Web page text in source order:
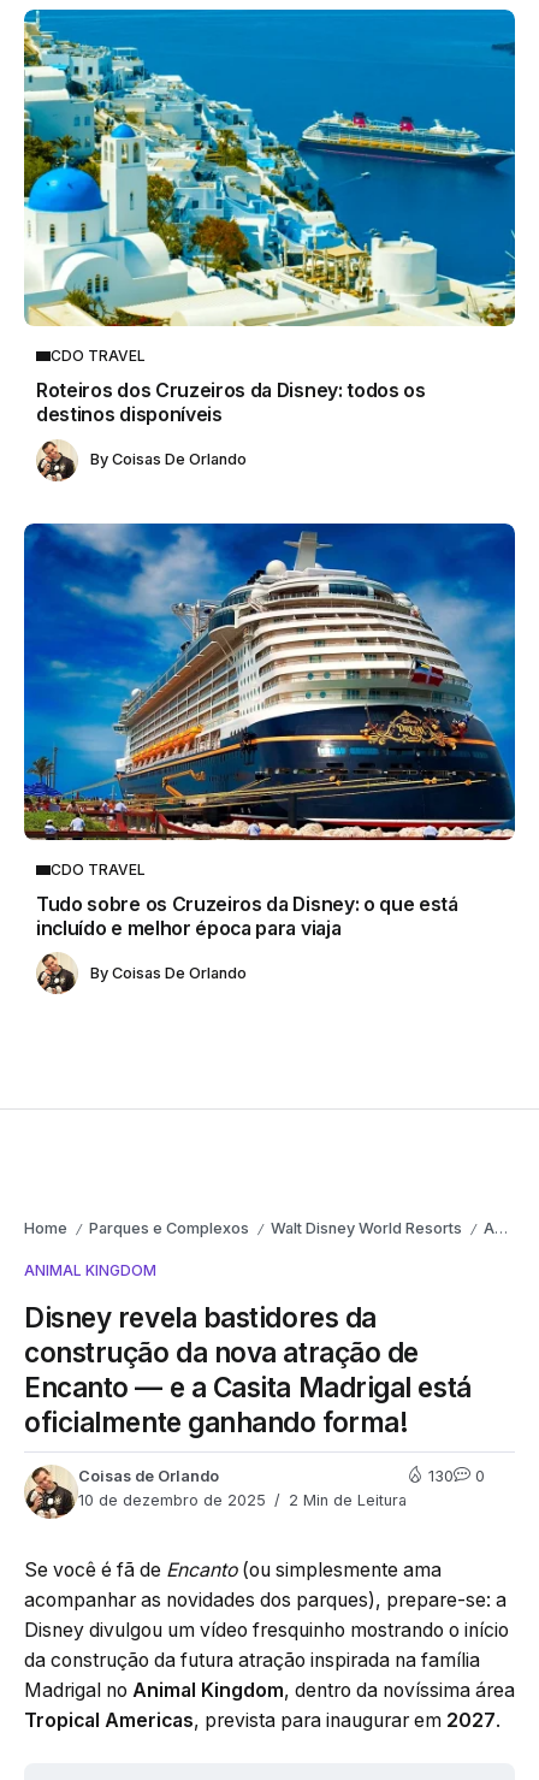
CDO TRAVEL
Roteiros dos Cruzeiros da Disney: todos os
destinos disponíveis
By Coisas De Orlando
CDO TRAVEL
Tudo sobre os Cruzeiros da Disney: o que está
incluído e melhor época para viaja
By Coisas De Orlando
Home / Parques e Complexos / Walt Disney World Resorts / Animal Kingdom
ANIMAL KINGDOM
Disney revela bastidores da
construção da nova atração de
Encanto — e a Casita Madrigal está
oficialmente ganhando forma!
Coisas de Orlando
10 de dezembro de 2025
2 Min de Leitura
130 0
Se você é fã de Encanto(ou simplesmente ama
acompanhar as novidades dos parques), prepare-se: a
Disney divulgou um vídeo fresquinho mostrando o início
da construção da futura atração inspirada na família
Madrigal no Animal Kingdom, dentro da novíssima área
Tropical Americas, prevista para inaugurar em 2027.